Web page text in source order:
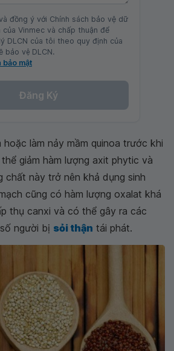
đồng ý với Chính sách bảo vệ dữ
của Vinmec và chấp thuận để
DLCN của tôi theo quy định của
bảo vệ DLCN.
bảo mật
Đăng Ký
hoặc làm nảy mầm quinoa trước khi
giảm hàm lượng axit phytic và
chất này trở nên khả dụng sinh
cũng có hàm lượng oxalat khá
thụ canxi và có thể gây ra các
người bị sỏi thận tái phát.